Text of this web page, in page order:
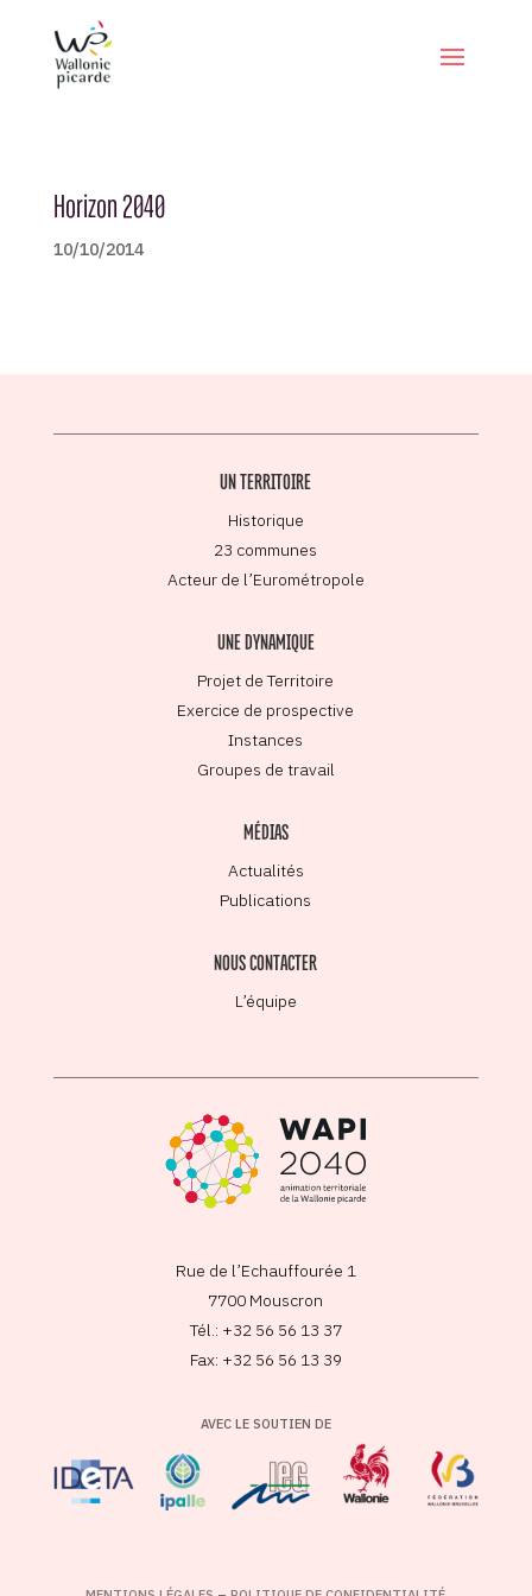
Horizon 2040
10/10/2014
UN TERRITOIRE
Historique
23 communes
Acteur de l’Eurométropole
UNE DYNAMIQUE
Projet de Territoire
Exercice de prospective
Instances
Groupes de travail
MÉDIAS
Actualités
Publications
NOUS CONTACTER
L’équipe
Rue de l’Echauffourée 1
7700 Mouscron
Tél.: +32 56 56 13 37
Fax: +32 56 56 13 39
AVEC LE SOUTIEN DE